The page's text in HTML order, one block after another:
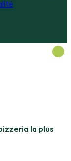
la plus